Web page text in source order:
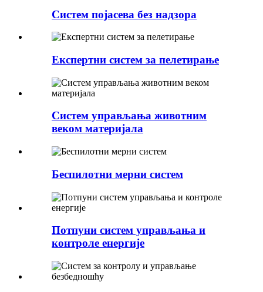
Систем појасева без надзора
Експертни систем за пелетирање
Систем управљања животним
веком материјала
Беспилотни мерни систем
Потпуни систем управљања и
контроле енергије